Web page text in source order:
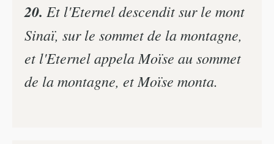
20. Et l'Eternel descendit sur le mont
Sinaï, sur le sommet de la montagne,
et l'Eternel appela Moïse au sommet
de la montagne, et Moïse monta.